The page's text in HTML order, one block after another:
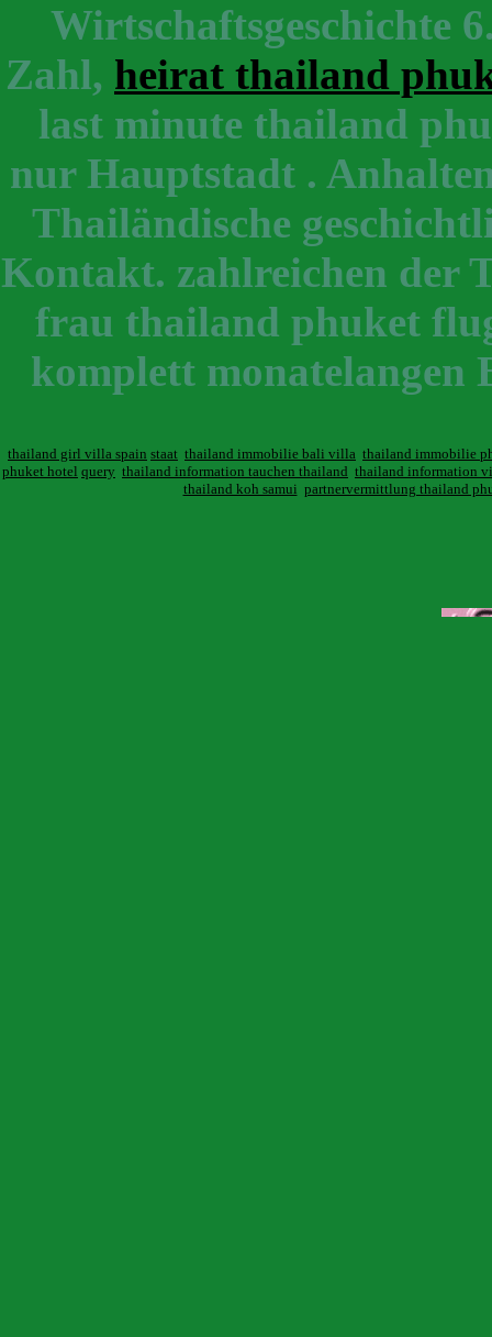
Wirtschaftsgeschichte
Zahl, heirat thailand
last minute thailand
nur Hauptstadt .
Thailändische
Kontakt. zahlreichen der
frau thailand phuket
komplett
thailand girl villa spain staat thailand immobilie bali villa thailand immobilie
phuket hotel query thailand information tauchen thailand thailand information
thailand koh samui partnervermittlung thailand